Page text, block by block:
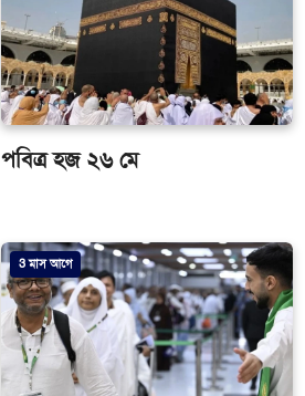
পবিত্র হজ ২৬ মে
3 মাস আগে